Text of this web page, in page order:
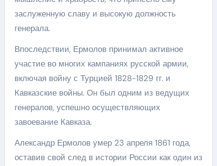
заслуженную славу и высокую должность
генерала.
Впоследствии, Ермолов принимал активное
участие во многих кампаниях русской армии,
включая войну с Турцией 1828-1829 гг. и
Кавказские войны. Он был одним из ведущих
генералов, успешно осуществляющих
завоевание Кавказа.
Александр Ермолов умер 23 апреля 1861 года,
оставив свой след в истории России как один из